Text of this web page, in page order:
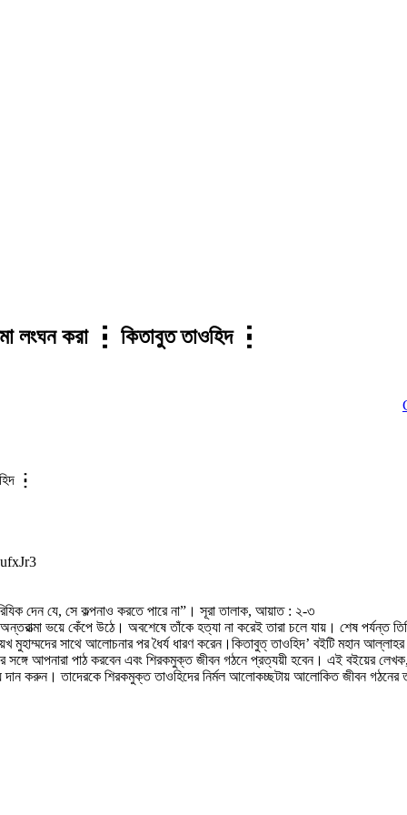
লংঘন করা ┇ কিতাবুত তাওহিদ ┇
Click
┇
দেন যে, সে কল্পনাও করতে পারে না”। সূরা তালাক, আয়াত : ২-৩
ভয়ে কেঁপে উঠে। অবশেষে তাঁকে হত্যা না করেই তারা চলে যায়। শেষ পর্যন্ত
মুহাম্মদের সাথে আলোচনার পর ধৈর্য ধারণ করেন।কিতাবুত্ তাওহিদ’ বইটি মহান
সঙ্গে আপনারা পাঠ করবেন এবং শিরকমুক্ত জীবন গঠনে প্রত্যয়ী হবেন। এই বইয়ের
করুন। তাদেরকে শিরকমুক্ত তাওহিদের নির্মল আলোকচ্ছটায় আলোকিত জীবন